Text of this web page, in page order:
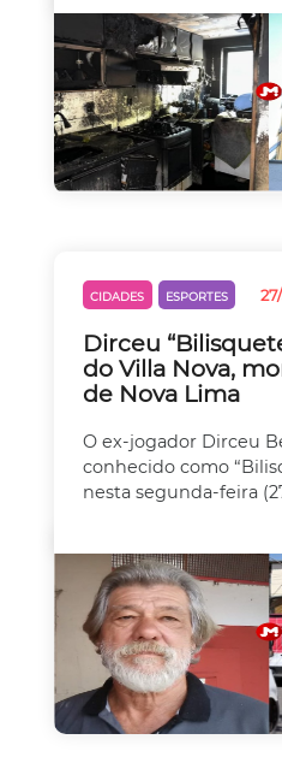
CIDADES ESPORTES
Dirceu
do Villa Nova,
de Nova Lima
O ex-jogador Dirceu
conhecido como
nesta segunda-feira